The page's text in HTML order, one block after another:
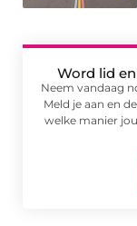
Word lid
Neem vandaag
Meld je aan en
welke manier